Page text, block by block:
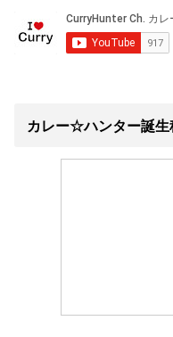
カレー☆ハンター誕生